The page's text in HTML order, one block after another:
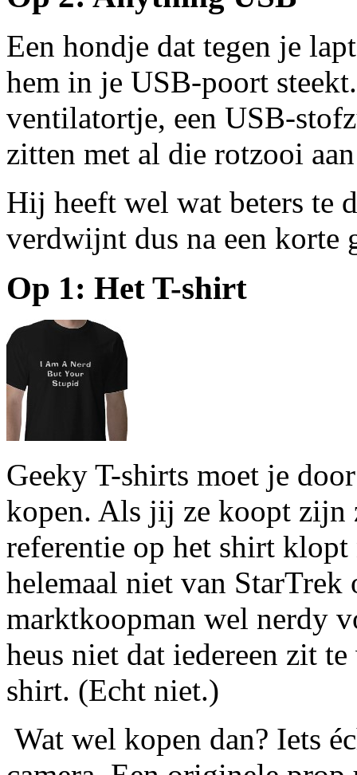
Een hondje dat tegen je
hem in je USB-poort
ventilatortje, een USB-
zitten met al die rotzooi aan
Hij heeft wel wat beters te
verdwijnt dus na een korte
Op 1: Het T-shirt
Geeky T-shirts moet je
kopen. Als jij ze koopt zijn
referentie op het shirt
helemaal niet van StarTrek
marktkoopman wel nerdy
heus niet dat iedereen zit
shirt. (Echt niet.)
Wat wel kopen dan? Iets